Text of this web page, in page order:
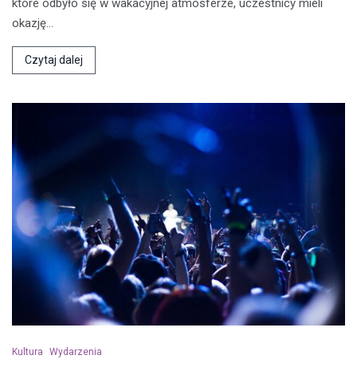
które odbyło się w wakacyjnej atmosferze, uczestnicy mieli
okazję…
Czytaj dalej
Kultura Wydarzenia